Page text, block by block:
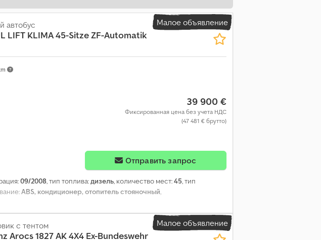
Малое объявление
автобус
LIFT KLIMA 45-Sitze ZF-Automatik
39 900 €
Фиксированная цена без учета НДС
(47 481 € брутто)
Отправить запрос
09/2008, тип топлива:дизель, количество мест:45, тип
ABS, кондиционер, отопитель стояночный,
Малое объявление
с тентом
Arocs 1827 AK 4X4 Ex-Bundeswehr